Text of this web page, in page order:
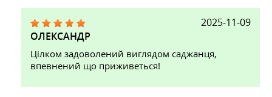
2025-11-09
ОЛЕКСАНДР
Цілком задоволений виглядом саджанця,
впевнений що приживеться!